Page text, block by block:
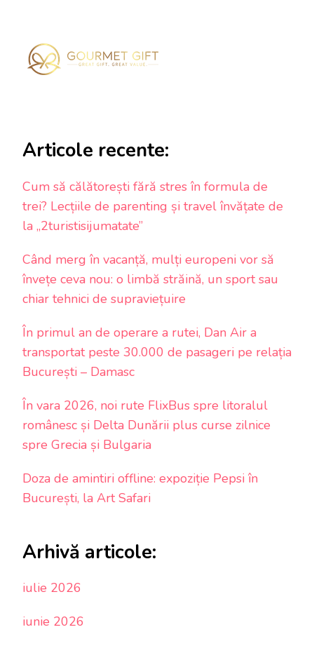
Articole recente:
Cum să călătorești fără stres în formula de
trei? Lecțiile de parenting și travel învățate de
la „2turistisijumatate”
Când merg în vacanță, mulți europeni vor să
învețe ceva nou: o limbă străină, un sport sau
chiar tehnici de supraviețuire
În primul an de operare a rutei, Dan Air a
transportat peste 30.000 de pasageri pe relația
București – Damasc
În vara 2026, noi rute FlixBus spre litoralul
românesc și Delta Dunării plus curse zilnice
spre Grecia și Bulgaria
Doza de amintiri offline: expoziție Pepsi în
București, la Art Safari
Arhivă articole:
iulie 2026
iunie 2026